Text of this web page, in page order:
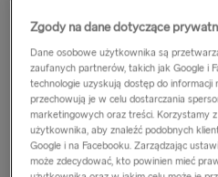
Szlezwik-Holsztyn, określany
Niemiec”, jest najbardziej
krajem związkowym Niemiec.
spędzić urlop w mieście
oferującym mnóstwo
masz ochotę zejść z...
Zgody na dane dotyczące
Dane osobowe użytkownika są
zaufanych partnerów, takich jak Google i
technologie uzyskują dostęp do
przechowują je w celu dostarczania
marketingowych oraz treści. Korzystamy
użytkownika, aby znaleźć podobnych
Google i na Facebooku. Zarządzając
może zdecydować, kto powinien mieć